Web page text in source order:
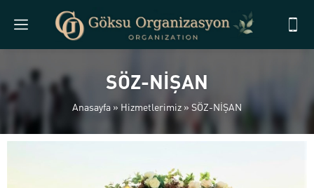
SÖZ-NİŞAN
Anasayfa »Hizmetlerimiz » SÖZ-NİŞAN